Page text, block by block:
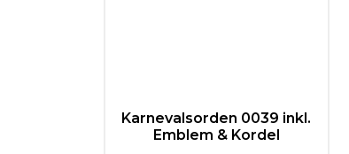
Karnevalsorden 0039 inkl.
Emblem & Kordel